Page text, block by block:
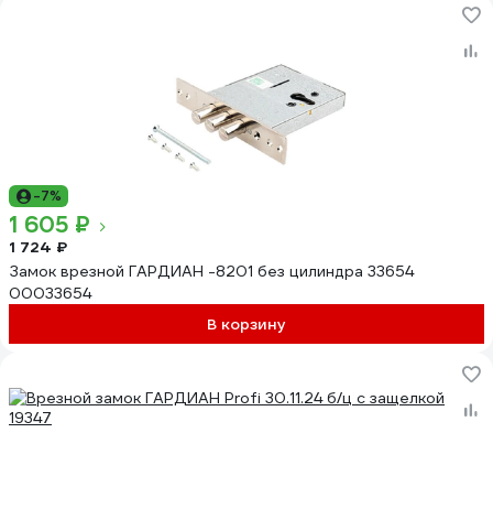
-7%
1 605 ₽
1 724 ₽
Замок врезной ГАРДИАН -8201 без цилиндра 33654
00033654
В корзину